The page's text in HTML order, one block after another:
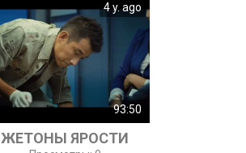
4 y. ago
93:50
ЖЕТОНЫ ЯРОСТИ